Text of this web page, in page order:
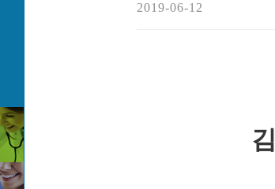
2019-06-12